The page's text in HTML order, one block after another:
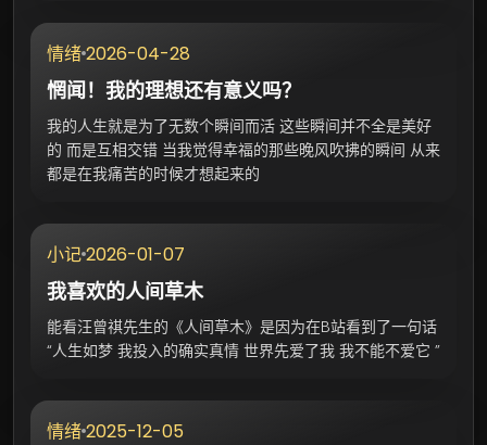
情绪2026-04-28
惘闻！我的理想还有意义吗？
我的人生就是为了无数个瞬间而活 这些瞬间并不全是美好
的 而是互相交错 当我觉得幸福的那些晚风吹拂的瞬间 从来
都是在我痛苦的时候才想起来的
小记2026-01-07
我喜欢的人间草木
能看汪曾祺先生的《人间草木》是因为在B站看到了一句话
“人生如梦 我投入的确实真情 世界先爱了我 我不能不爱它 ”
情绪2025-12-05